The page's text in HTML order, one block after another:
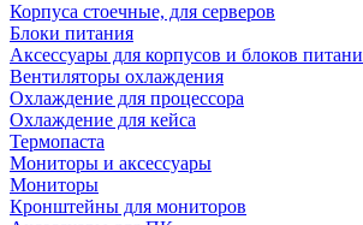
Корпуса стоечные, для серверов
Блоки питания
Аксессуары для корпусов и блоков
Вентиляторы охлаждения
Охлаждение для процессора
Охлаждение для кейса
Термопаста
Мониторы и аксессуары
Мониторы
Кронштейны для мониторов